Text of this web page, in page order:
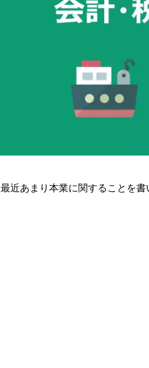
最近あまり本業に関することを書